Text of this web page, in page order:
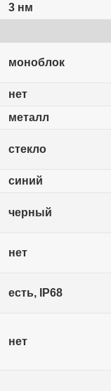
3 нм
моноблок
нет
металл
стекло
синий
черный
нет
есть, IP68
нет